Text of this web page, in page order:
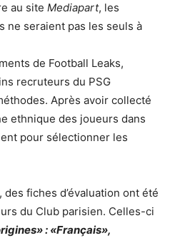
au site Mediapart, les
ne seraient pas les seuls à
de Football Leaks,
recruteurs du PSG
Après avoir collecté
ethnique des joueurs dans
pour sélectionner les
fiches d’évaluation ont été
du Club parisien. Celles-ci
: «Français»,